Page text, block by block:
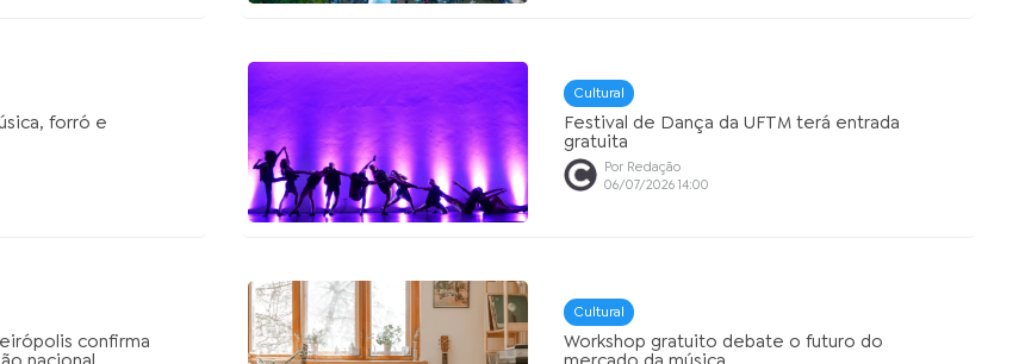
forró e
Cultural
Festival de Dança da UFTM terá entrada
gratuita
Por Redação
06/07/2026 14:00
confirma
Cultural
Workshop gratuito debate o futuro do